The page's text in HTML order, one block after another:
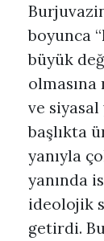
boyunca
büyük
ve
başlıkta
yanıyla
yanında
ideolojik
getirdi.